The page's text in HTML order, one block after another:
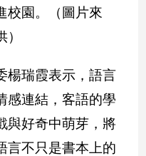
校園。（圖片來
楊瑞霞表示，語言
感連結，客語的學
與好奇中萌芽，將
言不只是書本上的